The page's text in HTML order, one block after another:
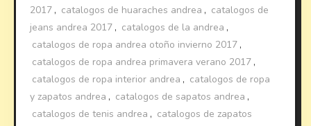
2017 , catalogos de huaraches andrea , catalogos de
jeans andrea 2017 , catalogos de la andrea ,
catalogos de ropa andrea otoño invierno 2017 ,
catalogos de ropa andrea primavera verano 2017 ,
catalogos de ropa interior andrea , catalogos de ropa
y zapatos andrea , catalogos de sapatos andrea ,
catalogos de tenis andrea , catalogos de zapatos